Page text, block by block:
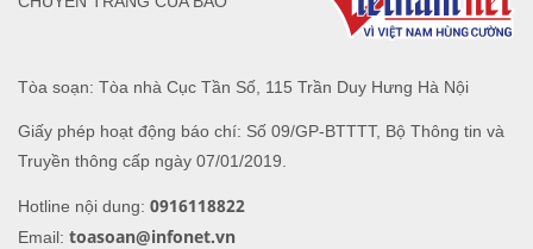
Tòa soạn: Tòa nhà Cục Tần Số, 115 Trần Duy Hưng Hà Nội
Giấy phép hoạt động báo chí: Số 09/GP-BTTTT, Bộ Thông tin và
Truyền thông cấp ngày 07/01/2019.
Hotline nội dung: 0916118822
Email: toasoan@infonet.vn